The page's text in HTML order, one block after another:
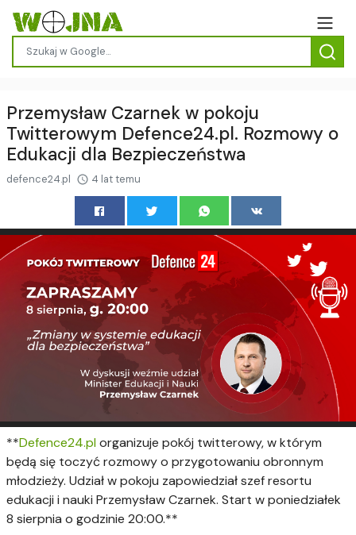
Przemysław Czarnek w pokoju
Twitterowym Defence24.pl. Rozmowy o
Edukacji dla Bezpieczeństwa
defence24.pl 4 lat temu
**Defence24.plorganizuje pokój twitterowy, w którym
będą się toczyć rozmowy o przygotowaniu obronnym
młodzieży. Udział w pokoju zapowiedział szef resortu
edukacji i nauki Przemysław Czarnek. Start w poniedziałek
8 sierpnia o godzinie 20:00.**